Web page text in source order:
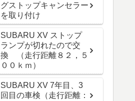
グストップキャンセラー
を取り付け
SUBARU XV ストップ
ランプが切れたので交
換 （走行距離８２，５
００ｋｍ）
SUBARU XV 7年目、3
回目の車検（走行距離：